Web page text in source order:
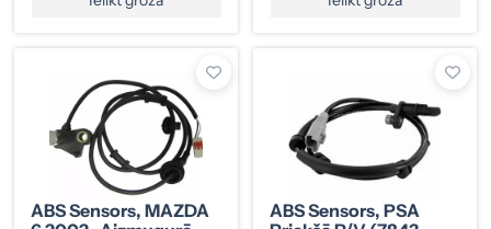
ABS Sensors, MAZDA
ABS Sensors, PSA